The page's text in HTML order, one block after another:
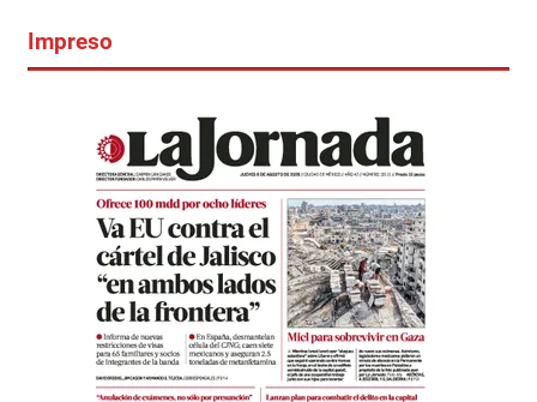
Impreso